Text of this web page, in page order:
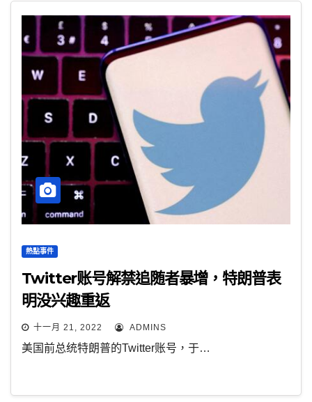
熱點事件
Twitter账号解禁追随者暴增，特朗普表
明没兴趣重返
十一月 21, 2022 ADMINS
美国前总统特朗普的Twitter账号，于…